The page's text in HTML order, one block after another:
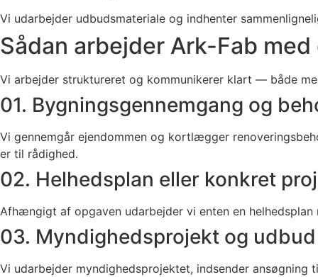
Vi udarbejder udbudsmateriale og indhenter
Sådan arbejder Ark-Fab
Vi arbejder struktureret og kommunikerer klart — både
01. Bygningsgennemgang og
Vi gennemgår ejendommen og kortlægger
er til rådighed.
02. Helhedsplan eller konkret
Afhængigt af opgaven udarbejder vi enten en
03. Myndighedsprojekt og udbud
Vi udarbejder myndighedsprojektet, indsender